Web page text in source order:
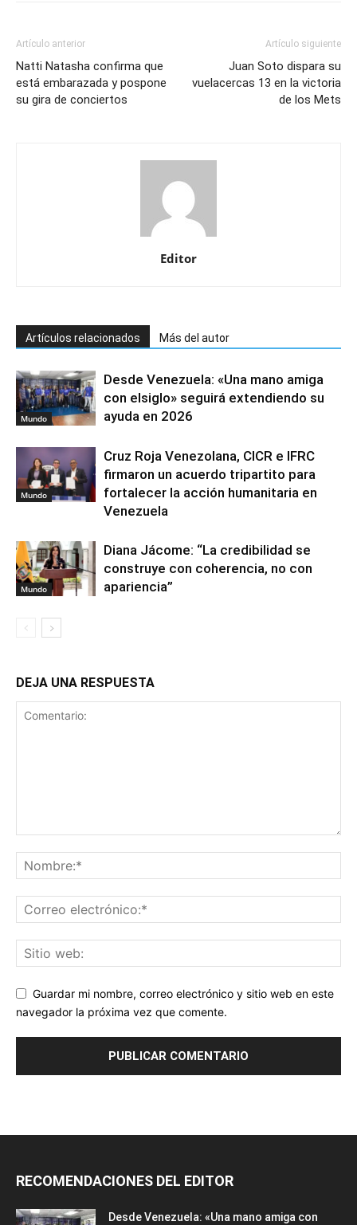
Artículo anterior
Natti Natasha confirma que
está embarazada y pospone
su gira de conciertos
Artículo siguiente
Juan Soto dispara su
vuelacercas 13 en la victoria
de los Mets
Editor
Artículos relacionados Más del autor
Mundo
Desde Venezuela: «Una mano amiga
con elsiglo» seguirá extendiendo su
ayuda en 2026
Mundo
Cruz Roja Venezolana, CICR e IFRC
firmaron un acuerdo tripartito para
fortalecer la acción humanitaria en
Venezuela
Mundo
Diana Jácome: “La credibilidad se
construye con coherencia, no con
apariencia”
DEJA UNA RESPUESTA
Guardar mi nombre, correo electrónico y sitio web en este
navegador la próxima vez que comente.
RECOMENDACIONES DEL EDITOR
Desde Venezuela: «Una mano amiga con